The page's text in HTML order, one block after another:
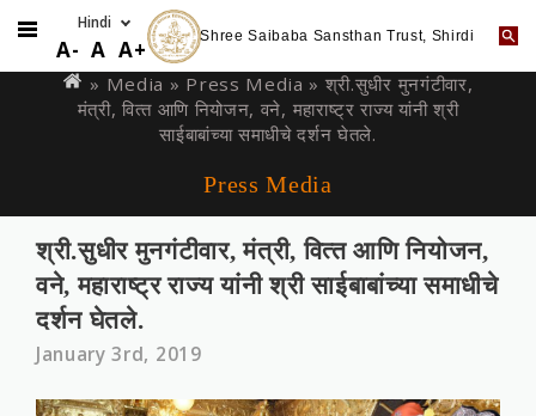
to
A- A A+ Shree Saibaba Sansthan Trust, Shirdi
are
» Media » Press Media » श्री.सुधीर मुनगंटीवार,
मंत्री, वित्‍त आणि नियोजन, वने, महाराष्‍ट्र राज्‍य यांनी श्री
साईबाबांच्‍या समाधीचे दर्शन घेतले.
Press Media
श्री.सुधीर मुनगंटीवार, मंत्री, वित्‍त आणि नियोजन,
वने, महाराष्‍ट्र राज्‍य यांनी श्री साईबाबांच्‍या समाधीचे
दर्शन घेतले.
January 3rd, 2019